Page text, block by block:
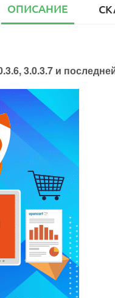
ОПИСАНИЕ
3.0.3.7 и